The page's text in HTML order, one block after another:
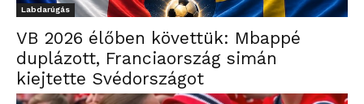
Labdarúgás
VB 2026 élőben követtük: Mbappé
duplázott, Franciaország simán
kiejtette Svédországot